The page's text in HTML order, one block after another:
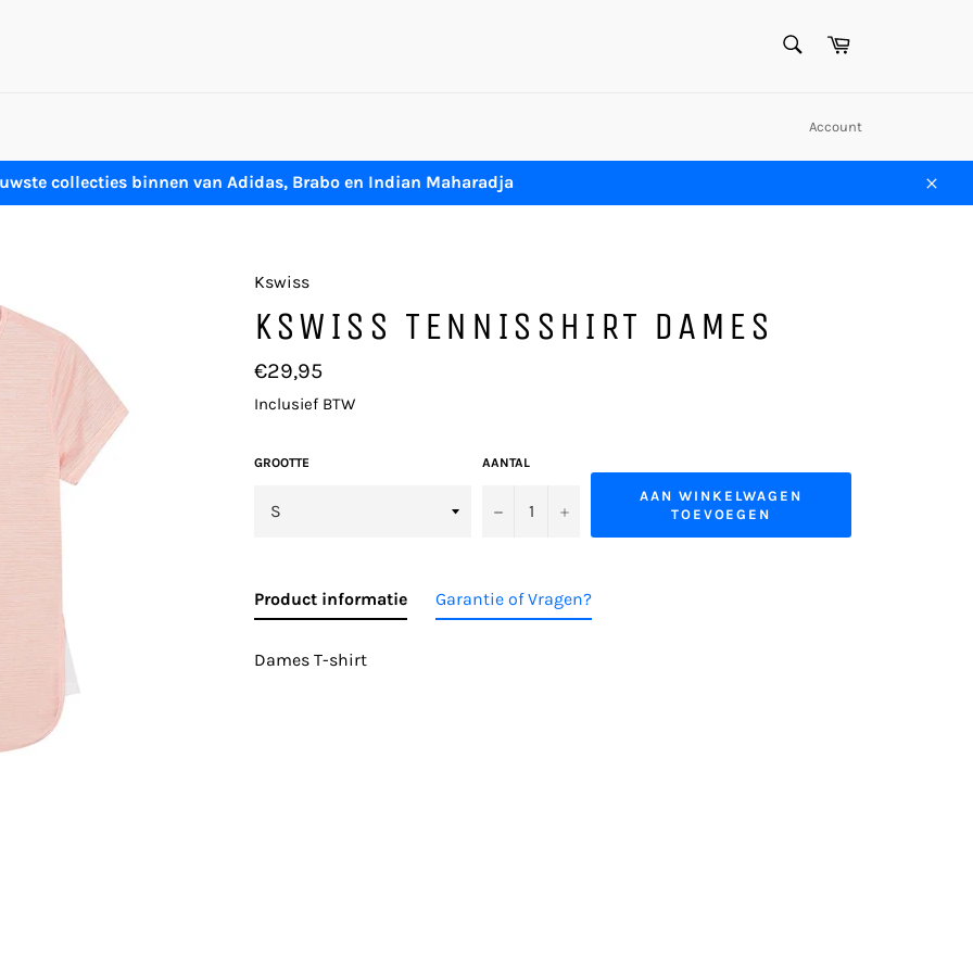
Winkelwagen
Account
collecties binnen van Adidas, Brabo en Indian Maharadja
Kswiss
KSWISS TENNISSHIRT DAMES
Normale
prijs
€29,95
Inclusief BTW
GROOTTE AANTAL
− +
AAN WINKELWAGEN
TOEVOEGEN
Product informatie
Dames T-shirt
Garantie of Vragen?